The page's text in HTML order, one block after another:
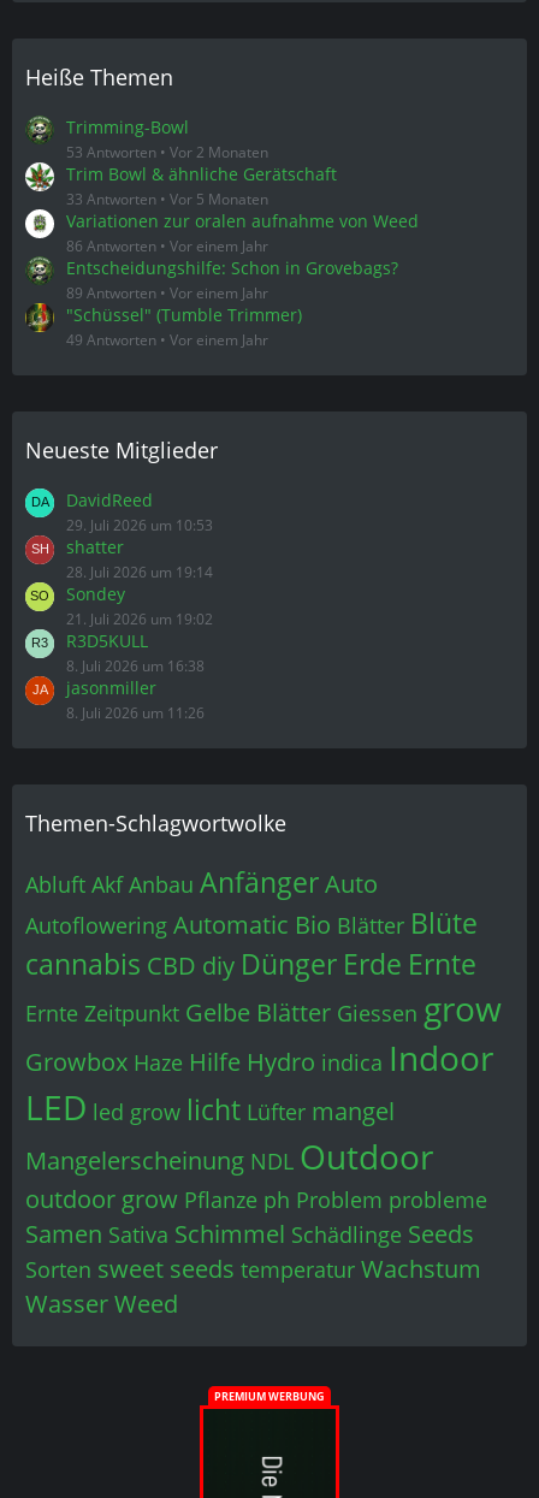
Trim Bowl & ähnliche Gerätschaft
Variationen zur oralen aufnahme von Weed
86 Antworten Vor einem Jahr
Entscheidungshilfe: Schon in Grovebags?
89 Antworten Vor einem Jahr
"Schüssel" (Tumble Trimmer)
49 Antworten Vor einem Jahr
Neueste Mitglieder
shatter
28. Juli 2026 um 19:14
Sondey
21. Juli 2026 um 19:02
R3D5KULL
8. Juli 2026 um 16:38
jasonmiller
8. Juli 2026 um 11:26
Themen-Schlagwortwolke
Abluft Akf Anbau AnfängerAuto
Autoflowering Automatic
Gelbe Blätter Giessen grow
Growbox Haze Hilfe Hydro indica Indoor
LED led grow licht Lüfter mangel
Mangelerscheinung NDL Outdoor
outdoor grow Pflanze
Samen Sativa Schimmel Schädlinge
Sorten sweet seeds temperatur Wachstum
WasserWeed